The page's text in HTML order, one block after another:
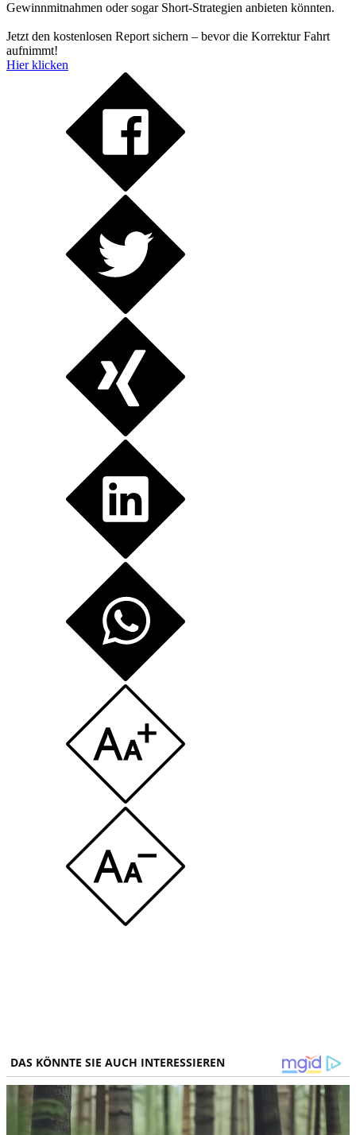
Gewinnmitnahmen oder sogar Short-Strategien anbieten könnten.
Jetzt den kostenlosen Report sichern – bevor die Korrektur Fahrt
aufnimmt!
Hier klicken